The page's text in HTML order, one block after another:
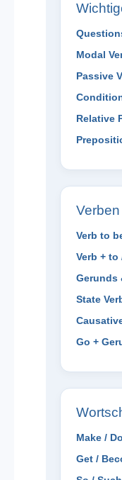
Modal
Passive
Relative
Verb to
Verb + to
Gerunds
State
Go +
Make /
Get /